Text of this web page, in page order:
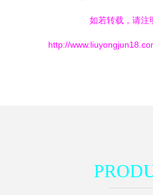
如若转载，请注
http://